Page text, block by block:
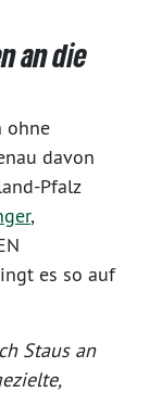
an die
ohne
davon
Pfalz
,
es so auf
Staus an